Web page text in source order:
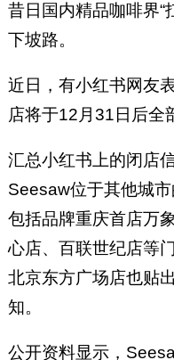
昔日国内精品咖啡界“
下坡路。
近日，有小红书网友
店将于12月31日后全
汇总小红书上的闭店
Seesaw位于其他城
包括品牌重庆首店万
心店、百联世纪店等
北京东方广场店也贴
知。
公开资料显示，